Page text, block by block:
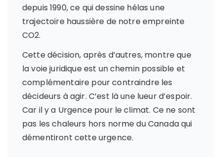
depuis 1990, ce qui dessine hélas une
trajectoire haussière de notre empreinte
CO2.
Cette décision, après d’autres, montre que
la voie juridique est un chemin possible et
complémentaire pour contraindre les
décideurs à agir. C’est là une lueur d’espoir.
Car il y a Urgence pour le climat. Ce ne sont
pas les chaleurs hors norme du Canada qui
démentiront cette urgence.